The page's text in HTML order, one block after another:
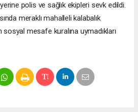
polis ve sağlık ekipleri sevk edildi.
meraklı mahalleli kalabalık
mesafe kuralına uymadıkları